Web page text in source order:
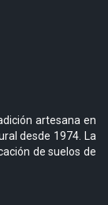
artesana en
desde 1974. La
de suelos de